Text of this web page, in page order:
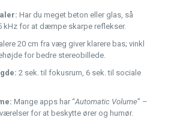
Har du meget beton eller glas, så
kHz for at dæmpe skarpe reflekser.
20 cm fra væg giver klarere bas; vinkl
for bedre stereobillede.
2 sek. til fokusrum, 6 sek. til sociale
Mange apps har “Automatic Volume” –
for at beskytte ører og humør.